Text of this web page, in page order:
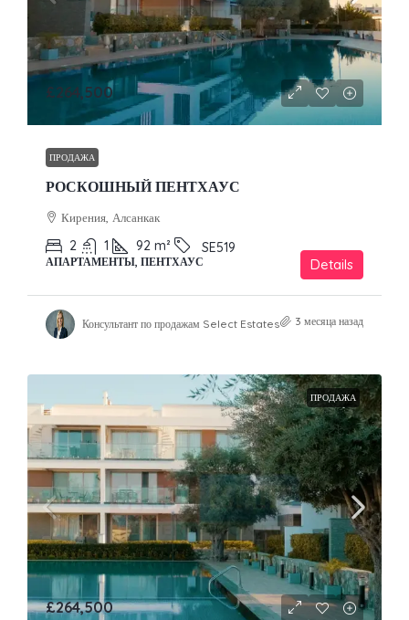
£264,500
ПРОДАЖА
РОСКОШНЫЙ ПЕНТХАУС
Кирения, Алсанкак
2 1 92 m² SE519
АПАРТАМЕНТЫ, ПЕНТХАУС Details
Консультант по продажам Select Estates 3 месяца назад
ПРОДАЖА
£264,500